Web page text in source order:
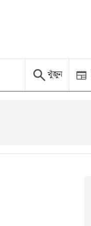
খুঁজুন